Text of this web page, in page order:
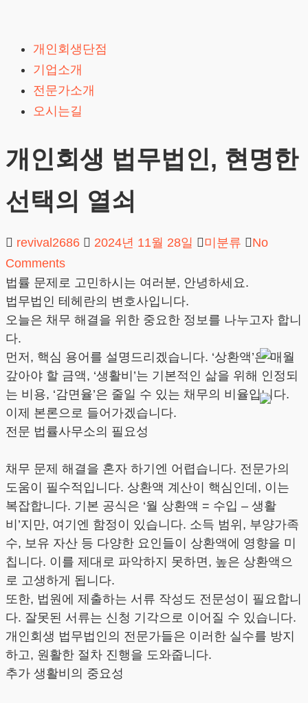
content
개인회생단점
기업소개
전문가소개
오시는길
개인회생 법무법인, 현명한
선택의 열쇠
revival2686 2024년 11월 28일 미분류
No
Comments
법률 문제로 고민하시는 여러분, 안녕하세요.
법무법인 테헤란의 변호사입니다.
오늘은 채무 해결을 위한 중요한 정보를 나누고자 합니
다.
먼저, 핵심 용어를 설명드리겠습니다. ‘상환액’은 매월
갚아야 할 금액, ‘생활비’는 기본적인 삶을 위해 인정되
는 비용, ‘감면율’은 줄일 수 있는 채무의 비율입니다.
이제 본론으로 들어가겠습니다.
전문 법률사무소의 필요성
채무 문제 해결을 혼자 하기엔 어렵습니다. 전문가의
도움이 필수적입니다. 상환액 계산이 핵심인데, 이는
복잡합니다. 기본 공식은 ‘월 상환액 = 수입 – 생활
비’지만, 여기엔 함정이 있습니다. 소득 범위, 부양가족
수, 보유 자산 등 다양한 요인들이 상환액에 영향을 미
칩니다. 이를 제대로 파악하지 못하면, 높은 상환액으
로 고생하게 됩니다.
또한, 법원에 제출하는 서류 작성도 전문성이 필요합니
다. 잘못된 서류는 신청 기각으로 이어질 수 있습니다.
개인회생 법무법인의 전문가들은 이러한 실수를 방지
하고, 원활한 절차 진행을 도와줍니다.
추가 생활비의 중요성